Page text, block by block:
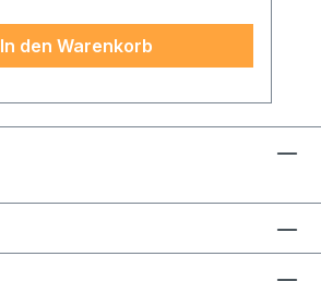
In den Warenkorb